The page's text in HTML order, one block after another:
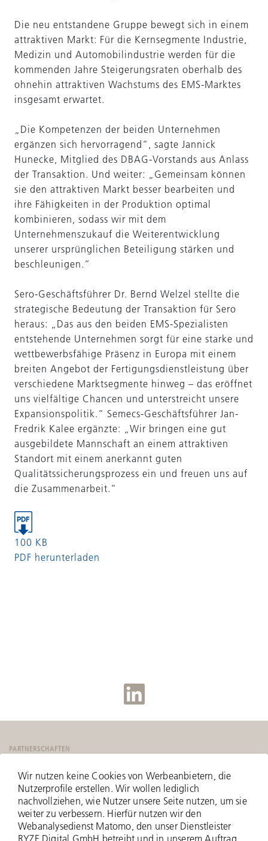
Die neu entstandene Gruppe bewegt sich in einem
attraktiven Markt: Für die Kernsegmente Industrie,
Medizin und Automobilindustrie werden für die
kommenden Jahre Steigerungsraten oberhalb des
ohnehin attraktiven Wachstums des EMS-Marktes
insgesamt erwartet.
„Die Kompetenzen der beiden Unternehmen
ergänzen sich hervorragend“, sagte Jannick
Hunecke, Mitglied des DBAG-Vorstands aus Anlass
der Transaktion. Und weiter: „Gemeinsam können
sie den attraktiven Markt besser bearbeiten und
ihre Fähigkeiten in der Produktion optimal
kombinieren, sodass wir mit dem
Unternehmenszukauf die Weiterentwicklung
unserer ursprünglichen Beteiligung stärken und
beschleunigen.“
Sero-Geschäftsführer Dr. Bernd Welzel stellte die
strategische Bedeutung der Transaktion für Sero
heraus: „Das aus den beiden EMS-Spezialisten
entstehende Unternehmen sorgt für eine starke und
wettbewerbsfähige Präsenz in Europa mit einem
breiten Angebot der Fertigungsdienstleistung über
verschiedene Marktsegmente hinweg – das eröffnet
uns vielfältige Chancen und unterstreicht unsere
Expansionspolitik.“ Semecs-Geschäftsführer Jan-
Fredrik Kalee ergänzte: „Wir bringen eine gut
ausgebildete Mannschaft an einem attraktiven
Standort mit einem anerkannt guten
Qualitätssicherungsprozess ein und freuen uns auf
die Zusammenarbeit.“
100 KB
PDF herunterladen
PARTNERSCHAFTEN
Wir nutzen keine Cookies von Werbeanbietern, die
Nutzerprofile erstellen. Wir wollen lediglich
nachvollziehen, wie Nutzer unsere Seite nutzen, um sie
weiter zu verbessern. Hierfür nutzen wir den
Webanalysedienst Matomo, den unser Dienstleister
RYZE Digital GmbH betreibt und in unserem Auftrag